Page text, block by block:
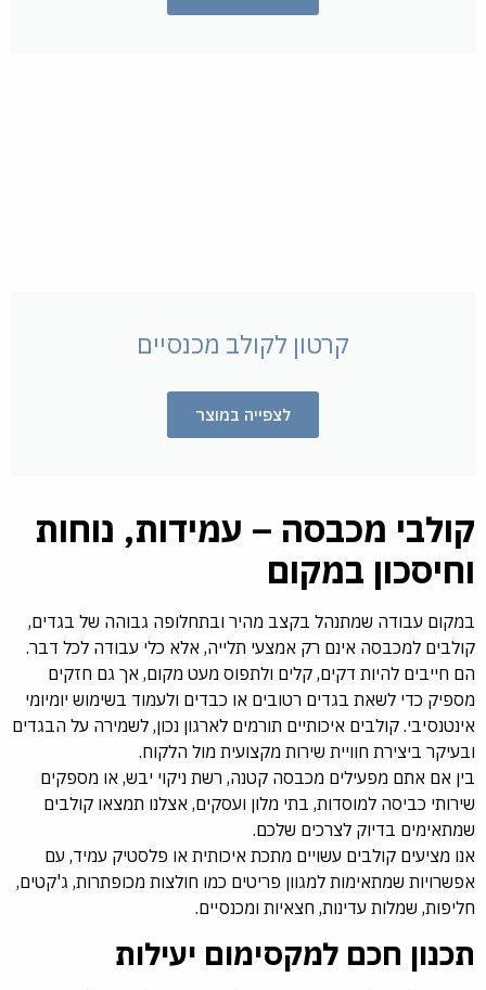
קרטון לקולב מכנסיים
לצפייה במוצר
קולבי מכבסה – עמידות, נוחות
וחיסכון במקום
במקום עבודה שמתנהל בקצב מהיר ובתחלופה גבוהה של בגדים,
קולבים למכבסה אינם רק אמצעי תלייה, אלא כלי עבודה לכל דבר.
הם חייבים להיות דקים, קלים ולתפוס מעט מקום, אך גם חזקים
מספיק כדי לשאת בגדים רטובים או כבדים ולעמוד בשימוש יומיומי
אינטנסיבי. קולבים איכותיים תורמים לארגון נכון, לשמירה על הבגדים
ובעיקר ביצירת חוויית שירות מקצועית מול הלקוח.
בין אם אתם מפעילים מכבסה קטנה, רשת ניקוי יבש, או מספקים
שירותי כביסה למוסדות, בתי מלון ועסקים, אצלנו תמצאו קולבים
שמתאימים בדיוק לצרכים שלכם.
אנו מציעים קולבים עשויים מתכת איכותית או פלסטיק עמיד, עם
אפשרויות שמתאימות למגוון פריטים כמו חולצות מכופתרות, ג'קטים,
חליפות, שמלות עדינות, חצאיות ומכנסיים.
תכנון חכם למקסימום יעילות